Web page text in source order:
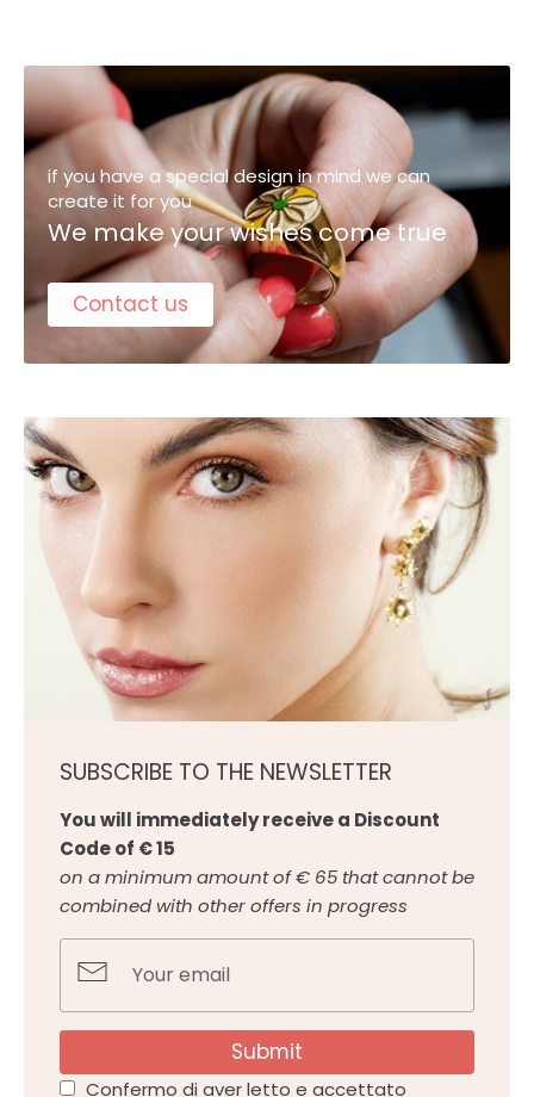
if you have a special design in mind we can
create it for you
We make your wishes come true
Contact us
SUBSCRIBE TO THE NEWSLETTER
You will immediately receive a Discount
Code of € 15
on a minimum amount of € 65 that cannot be
combined with other offers in progress
Submit
Confermo di aver letto e accettato